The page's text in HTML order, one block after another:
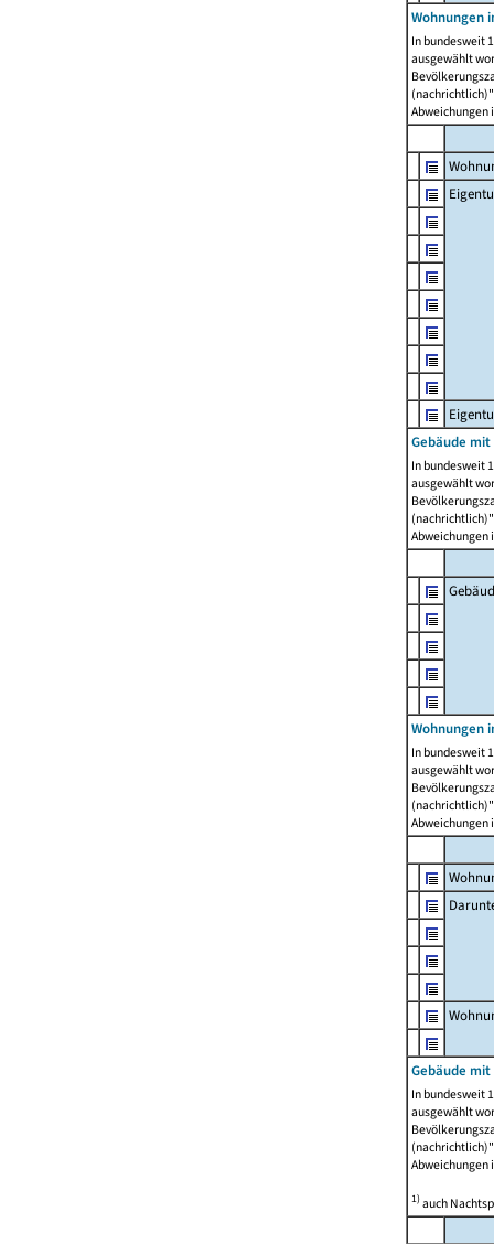
Wohnungen
In bundesweit
ausgewählt
Abweichungen
Gebäude
In bundesweit
ausgewählt
Abweichungen
Wohnungen
In bundesweit
ausgewählt
Abweichungen
Gebäude
In bundesweit
ausgewählt
Abweichungen
1)auch